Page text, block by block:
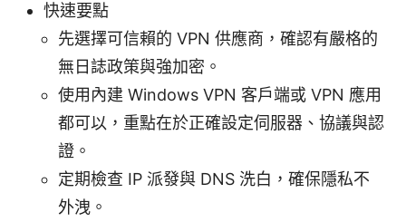
快速要點
先選擇可信賴的 VPN 供應商，確認有嚴格的
無日誌政策與強加密。
使用內建 Windows VPN 客戶端或 VPN 應用
都可以，重點在於正確設定伺服器、協議與認
證。
定期檢查 IP 派發與 DNS 洗白，確保隱私不
外洩。